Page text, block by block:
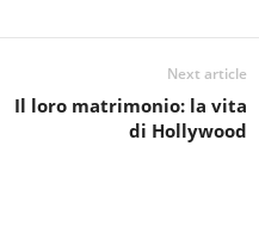
Next article
Il loro matrimonio: la vita
di Hollywood